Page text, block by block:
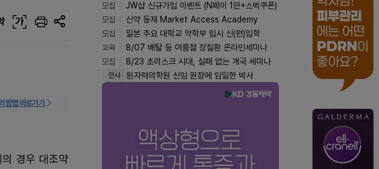
가
팜맵 바로가기
경우 대조약
모집
JW샵 신규가입 이벤트 (N페이 1만+스벅쿠폰)
모집
신약 등재 Market Access Academy
모집
일본 주요 대학교 약학부 입시 신(편)입학
교육
8/07 배탈 등 여름철 장질환 온라인세미나
모집
8/23 초리스크 시대, 실패 없는 개국 세미나
인사 원자력의학원 신임 원장에 임일한 박사